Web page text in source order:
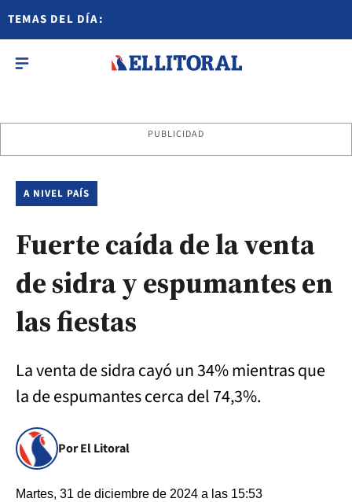
TEMAS DEL DÍA:
PUBLICIDAD
A NIVEL PAÍS
Fuerte caída de la venta
de sidra y espumantes en
las fiestas
La venta de sidra cayó un 34% mientras que
la de espumantes cerca del 74,3%.
Por El Litoral
Martes, 31 de diciembre de 2024 a las 15:53